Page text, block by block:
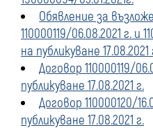
Обявление за
110000119/06.08.2021 г. и
на публикуване 17.08.2021
Договор 110000119/
публикуване 17.08.2021 г.
Договор 110000120/
публикуване 17.08.2021 г.